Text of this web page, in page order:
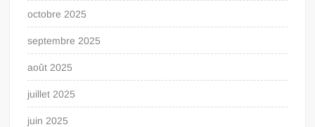
octobre 2025
septembre 2025
août 2025
juillet 2025
juin 2025